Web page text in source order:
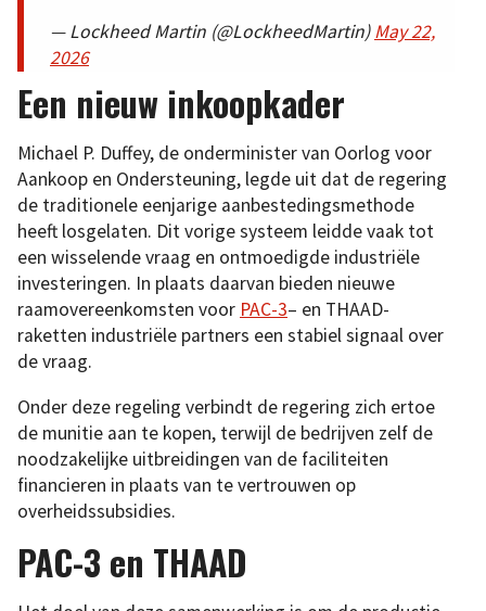
— Lockheed Martin (@LockheedMartin)May 22,
2026
Een nieuw inkoopkader
Michael P. Duffey, de onderminister van Oorlog voor
Aankoop en Ondersteuning, legde uit dat de regering
de traditionele eenjarige aanbestedingsmethode
heeft losgelaten. Dit vorige systeem leidde vaak tot
een wisselende vraag en ontmoedigde industriële
investeringen. In plaats daarvan bieden nieuwe
raamovereenkomsten voor PAC-3– en THAAD-
raketten industriële partners een stabiel signaal over
de vraag.
Onder deze regeling verbindt de regering zich ertoe
de munitie aan te kopen, terwijl de bedrijven zelf de
noodzakelijke uitbreidingen van de faciliteiten
financieren in plaats van te vertrouwen op
overheidssubsidies.
PAC-3 en THAAD